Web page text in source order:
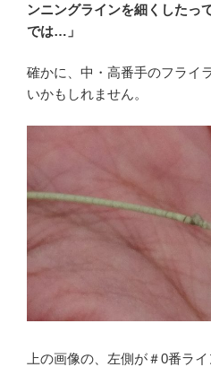
ンニングラインを細くしたっ
では…」
確かに、中・高番手のフライ
いかもしれません。
上の画像の、左側が＃0番ラ